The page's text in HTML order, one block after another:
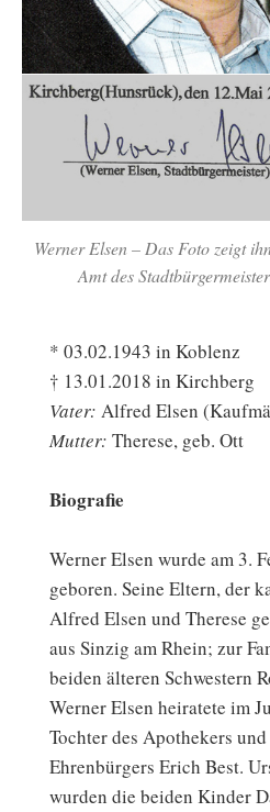
Werner Elsen – Das Foto zeigt
Amt des
* 03.02.1943 in Koblenz
† 13.01.2018 in Kirchberg
Vater: Alfred Elsen
Mutter: Therese, geb. Ott
Biografie
Werner Elsen wurde am 3.
geboren. Seine Eltern, der
Alfred Elsen und Therese
aus Sinzig am Rhein; zur
beiden älteren Schwestern
Werner Elsen heiratete im
Tochter des Apothekers
Ehrenbürgers Erich Best.
wurden die beiden Kinder